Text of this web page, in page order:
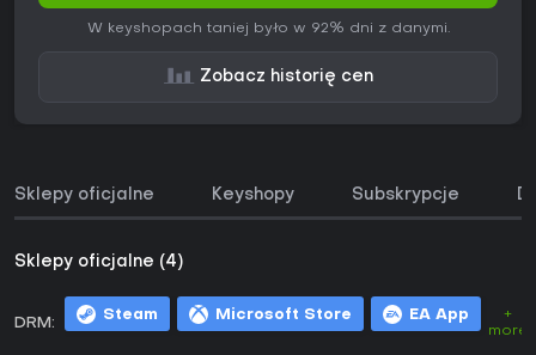
W keyshopach taniej było w 92% dni z danymi.
Zobacz historię cen
Sklepy oficjalne Keyshopy Subskrypcje
Sklepy oficjalne (4)
DRM: Steam Microsoft Store EA App
+
more